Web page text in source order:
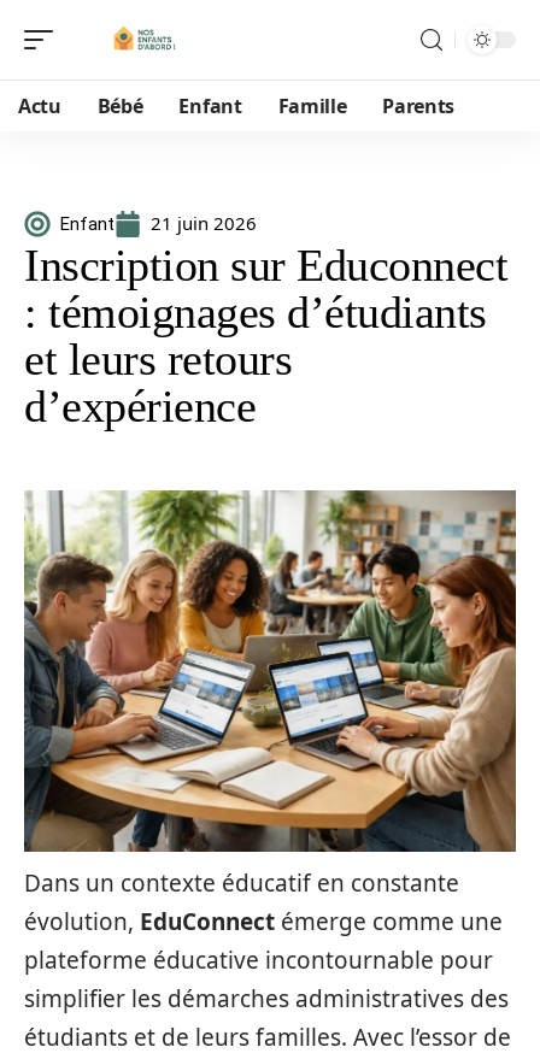
Actu Bébé Enfant Famille Parents
Enfant 21 juin 2026
Inscription sur Educonnect
: témoignages d’étudiants
et leurs retours
d’expérience
Dans un contexte éducatif en constante
évolution, EduConnect émerge comme une
plateforme éducative incontournable pour
simplifier les démarches administratives des
étudiants et de leurs familles. Avec l’essor de